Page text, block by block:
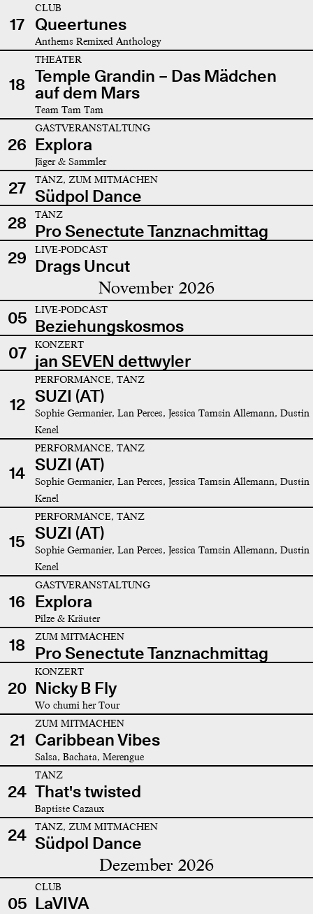
17
CLUB
Queertunes
Anthems Remixed Anthology
18
THEATER
Temple Grandin – Das Mädchen
auf dem Mars
Team Tam Tam
26
GASTVERANSTALTUNG
Explora
Jäger & Sammler
27 TANZ, ZUM MITMACHEN
Südpol Dance
28
TANZ
Pro Senectute Tanznachmittag
29
LIVE-PODCAST
Drags Uncut
November 2026
05 LIVE-PODCAST
Beziehungskosmos
07
KONZERT
jan SEVEN dettwyler
12
PERFORMANCE, TANZ
SUZI (AT)
Sophie Germanier, Lan Perces, Jessica Tamsin Allemann, Dustin
Kenel
14
PERFORMANCE, TANZ
SUZI (AT)
Sophie Germanier, Lan Perces, Jessica Tamsin Allemann, Dustin
Kenel
15
PERFORMANCE, TANZ
SUZI (AT)
Sophie Germanier, Lan Perces, Jessica Tamsin Allemann, Dustin
Kenel
16
GASTVERANSTALTUNG
Explora
Pilze & Kräuter
18 ZUM MITMACHEN
Pro Senectute Tanznachmittag
20
KONZERT
Nicky B Fly
Wo chumi her Tour
21
ZUM MITMACHEN
Caribbean Vibes
Salsa, Bachata, Merengue
24
TANZ
That's twisted
Baptiste Cazaux
24 TANZ, ZUM MITMACHEN
Südpol Dance
Dezember 2026
05
CLUB
LaVIVA